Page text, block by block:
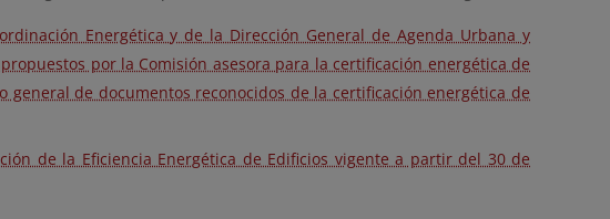
Energética y de la Dirección General de Agenda Urbana y
por la Comisión asesora para la certificación energética de
de documentos reconocidos de la certificación energética de
de la Eficiencia Energética de Edificios vigente a partir del 30 de